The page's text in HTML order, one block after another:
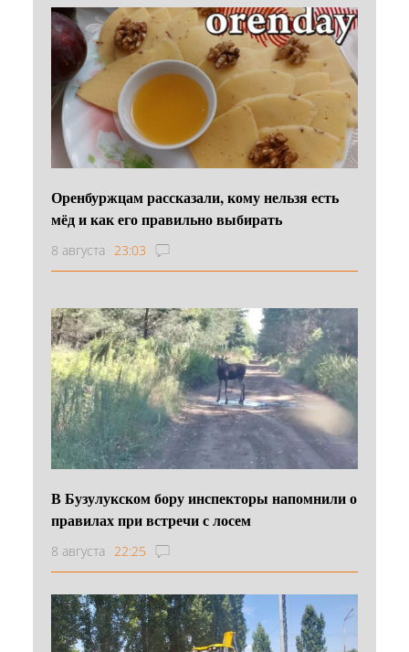
Оренбуржцам рассказали, кому нельзя есть
мёд и как его правильно выбирать
8 августа 23:03
В Бузулукском бору инспекторы напомнили о
правилах при встречи с лосем
8 августа 22:25